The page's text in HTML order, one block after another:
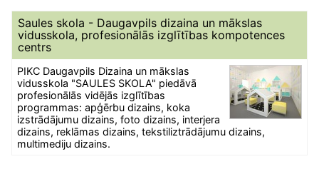
Saules skola - Daugavpils dizaina un mākslas
vidusskola, profesionālās izglītības kompotences
centrs
PIKC Daugavpils Dizaina un mākslas
vidusskola "SAULES SKOLA" piedāvā
profesionālās vidējās izglītības
programmas: apģērbu dizains, koka
izstrādājumu dizains, foto dizains, interjera
dizains, reklāmas dizains, tekstiliztrādājumu dizains,
multimediju dizains.